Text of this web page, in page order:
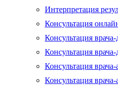
Интерпретация
Консультация
Консультация
Консультация
Консультация
Консультация